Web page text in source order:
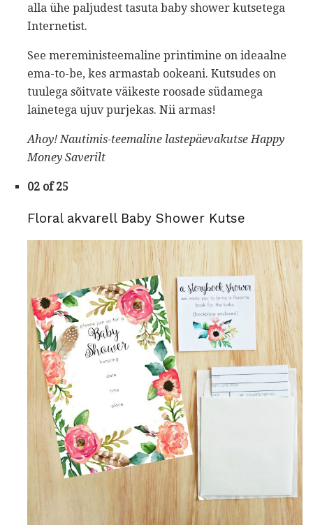
alla ühe paljudest tasuta baby shower kutsetega
Internetist.
See mereministeemaline printimine on ideaalne
ema-to-be, kes armastab ookeani. Kutsudes on
tuulega sõitvate väikeste roosade südamega
lainetega ujuv purjekas. Nii armas!
Ahoy! Nautimis-teemaline lastepäevakutse Happy
Money Saverilt
02 of 25
Floral akvarell Baby Shower Kutse